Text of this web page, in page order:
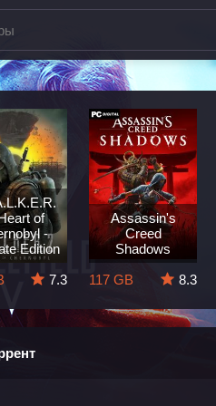
of
-
Edition
7.3
Assassin's
Creed
Shadows
117 GB
8.3